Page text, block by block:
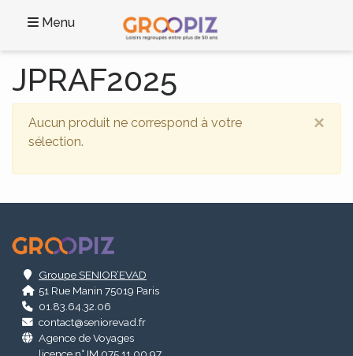
Menu
JPRAF2025
×
Aucun produit ne correspond à votre
sélection.
Groupe SENIOR’EVAD
51 Rue Manin 75019 Paris
01.83.64.32.06
contact@seniorevad.fr
Agence de Voyages
licence n° IM 075 11 00 97